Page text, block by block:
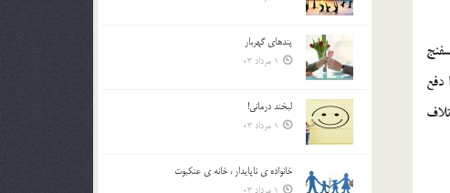
دفع
پندهاي گهربار
1 مرداد 03
لبخند درمانى!
1 مرداد 03
خانواده ي ناپايدار ، خانه ي عنکبوت